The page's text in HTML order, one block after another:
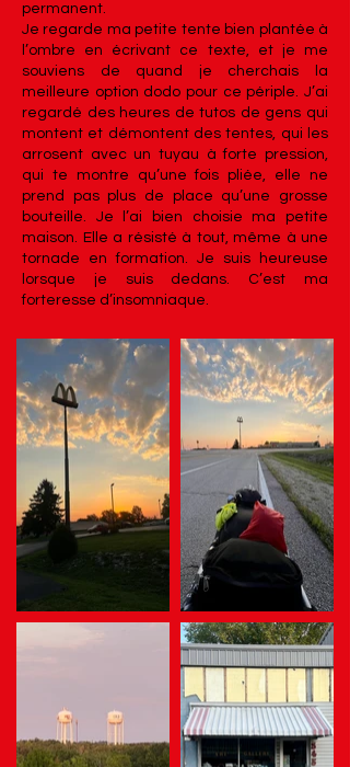
permanent.
Je regarde ma petite tente bien plantée à
l’ombre en écrivant ce texte, et je me
souviens de quand je cherchais la
meilleure option dodo pour ce périple. J’ai
regardé des heures de tutos de gens qui
montent et démontent des tentes, qui les
arrosent avec un tuyau à forte pression,
qui te montre qu’une fois pliée, elle ne
prend pas plus de place qu’une grosse
bouteille. Je l’ai bien choisie ma petite
maison. Elle a résisté à tout, même à une
tornade en formation. Je suis heureuse
lorsque je suis dedans. C’est ma
forteresse d’insomniaque.